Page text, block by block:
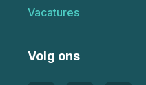
Vacatures
Volg ons